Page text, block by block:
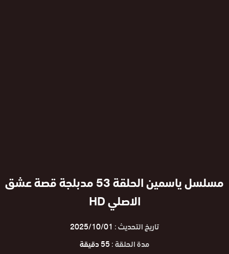
مسلسل ياسمين الحلقة 53 مدبلجة قصة عشق
الاصلي HD
تاريخ التحديث : 2025/10/01
مدة الحلقة :55 دقيقة